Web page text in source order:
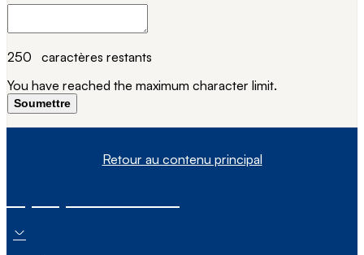
250 caractères restants
You have reached the maximum character limit.
Soumettre
Retour au contenu principal